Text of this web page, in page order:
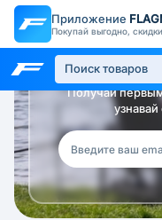
Приложение
Покупай выгодно,
Получай